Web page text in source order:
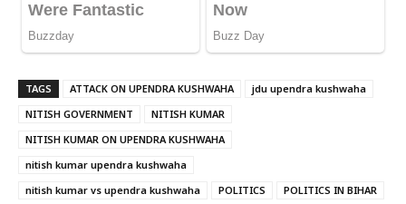
TAGS ATTACK ON UPENDRA KUSHWAHA
jdu upendra kushwaha
NITISH GOVERNMENT
NITISH KUMAR
NITISH KUMAR ON UPENDRA KUSHWAHA
nitish kumar upendra kushwaha
nitish kumar vs upendra kushwaha
POLITICS
POLITICS IN BIHAR